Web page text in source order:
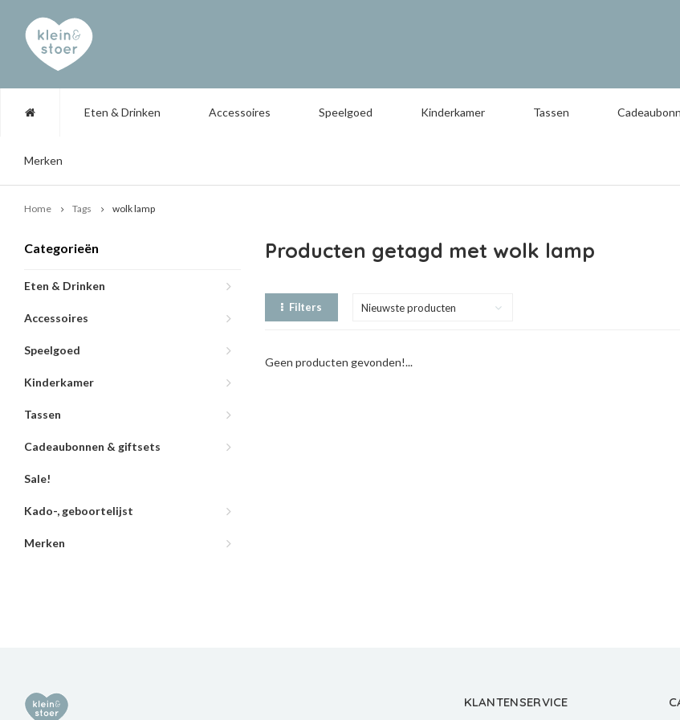
Eten & Drinken Accessoires Speelgoed Kinderkamer Tassen
Merken
Home Tags wolk lamp
Categorieën
Eten & Drinken
Accessoires
Speelgoed
Kinderkamer
Tassen
Cadeaubonnen & giftsets
Sale!
Kado-, geboortelijst
Merken
Producten getagd met wolk lamp
Filters Nieuwste producten
Geen producten gevonden!...
KLANTENSERVICE